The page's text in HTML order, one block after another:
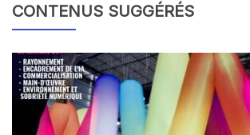
CONTENUS SUGGÉRÉS